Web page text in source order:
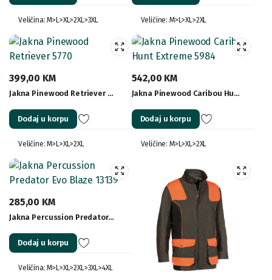
Veličina: M>L>XL>2XL>3XL Veličine: M>L>XL>2XL
399,00 KM
Jakna Pinewood Retriever …
Dodaj u korpu
Veličine: M>L>XL>2XL
542,00 KM
Jakna Pinewood Caribou Hu…
Dodaj u korpu
Veličine: M>L>XL>2XL
285,00 KM
Jakna Percussion Predator…
Dodaj u korpu
Veličina: M>L>XL>2XL>3XL>4XL